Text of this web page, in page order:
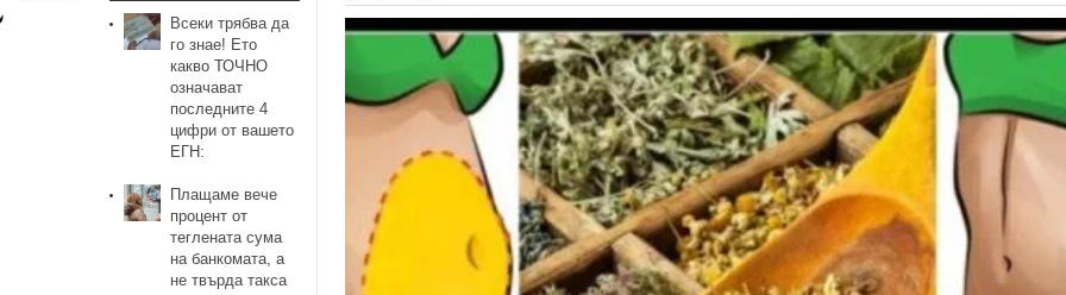
Всеки трябва да
го знае! Ето
какво ТОЧНО
означават
последните 4
цифри от вашето
ЕГН:
Плащаме вече
процент от
теглената сума
на банкомата, а
не твърда такса